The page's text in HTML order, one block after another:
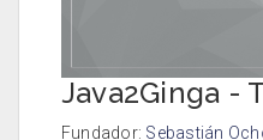
Java2Ginga -
Fundador: Sebastián